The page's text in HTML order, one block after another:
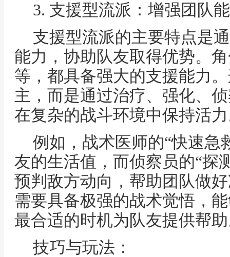
3. 支援型流派：增强团队
支援型流派的主要特点是
能力，协助队友取得优势。
等，都具备强大的支援能力
主，而是通过治疗、强化、
在复杂的战斗环境中保持活
例如，战术医师的“快速急
友的生活值，而侦察员的“探
预判敌方动向，帮助团队做
需要具备极强的战术觉悟，
最合适的时机为队友提供帮
技巧与玩法：